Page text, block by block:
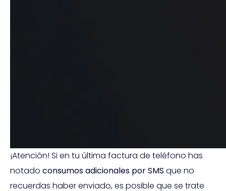
¡Atención! Si en tu última factura de teléfono has
notado consumos adicionales por SMS que no
recuerdas haber enviado, es posible que se trate